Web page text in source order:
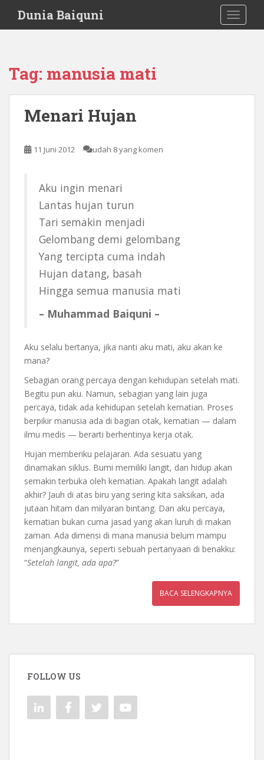
i
Dunia Baiquni
Tag: manusia mati
Menari Hujan
11 Juni 2012 udah 8 yang komen
Aku ingin menari
Lantas hujan turun
Tari semakin menjadi
Gelombang demi gelombang
Yang tercipta cuma indah
Hujan datang, basah
Hingga semua manusia mati
– Muhammad Baiquni –
Aku selalu bertanya, jika nanti aku mati, aku akan ke
mana?
Sebagian orang percaya dengan kehidupan setelah mati.
Begitu pun aku. Namun, sebagian yang lain juga
percaya, tidak ada kehidupan setelah kematian. Proses
berpikir manusia ada di bagian otak, kematian — dalam
ilmu medis — berarti berhentinya kerja otak.
Hujan memberiku pelajaran. Ada sesuatu yang
dinamakan siklus. Bumi memiliki langit, dan hidup akan
semakin terbuka oleh kematian. Apakah langit adalah
akhir? Jauh di atas biru yang sering kita saksikan, ada
jutaan hitam dan milyaran bintang. Dan aku percaya,
kematian bukan cuma jasad yang akan luruh di makan
zaman. Ada dimensi di mana manusia belum mampu
menjangkaunya, seperti sebuah pertanyaan di benakku:
“Setelah langit, ada apa?”
BACA SELENGKAPNYA
FOLLOW US